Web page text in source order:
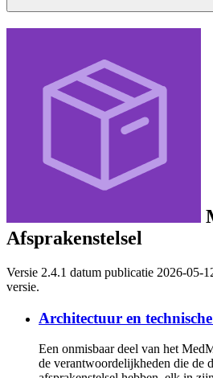
Afsprakenstelsel
Versie 2.4.1 datum publicatie 2026-05-
versie.
Architectuur en
Een onmisbaar deel van het
de verantwoordelijkheden die de